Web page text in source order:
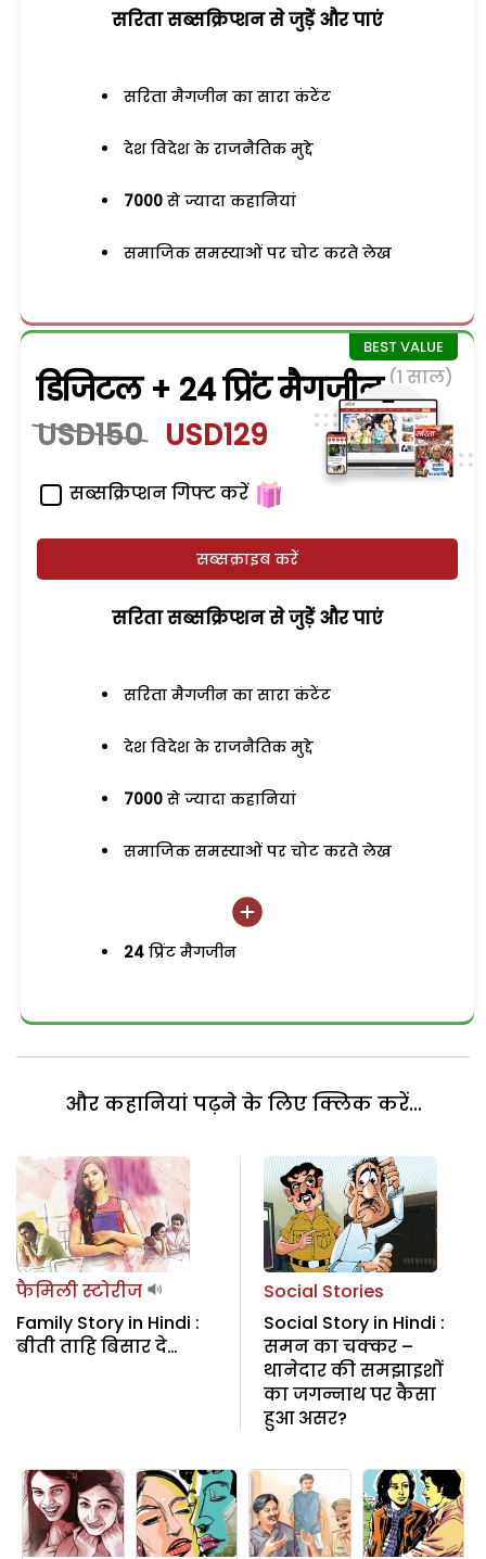
सरिता सब्सक्रिप्शन से जुड़ेें और पाएं
सरिता मैगजीन का सारा कंटेंट
देश विदेश के राजनैतिक मुद्दे
7000 से ज्यादा कहानियां
समाजिक समस्याओं पर चोट करते लेख
डिजिटल + 24 प्रिंट मैगजीन (1 साल)
USD150 USD129
सब्सक्रिप्शन गिफ्ट करें
सब्सक्राइब करें
सरिता सब्सक्रिप्शन से जुड़ेें और पाएं
सरिता मैगजीन का सारा कंटेंट
देश विदेश के राजनैतिक मुद्दे
7000 से ज्यादा कहानियां
समाजिक समस्याओं पर चोट करते लेख
24 प्रिंट मैगजीन
और कहानियां पढ़ने के लिए क्लिक करें...
फैमिली स्टोरीज
Family Story in Hindi :
बीती ताहि बिसार दे…
Social Stories
Social Story in Hindi :
समन का चक्कर –
थानेदार की समझाइशों
का जगन्नाथ पर कैसा
हुआ असर?